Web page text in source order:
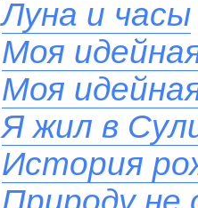
Луна и часы
Моя
Моя
Я жил в
История